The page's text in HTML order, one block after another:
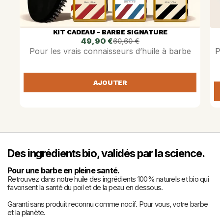
KIT CADEAU - BARBE SIGNATURE
49,90 €60,60 €
Pour les vrais connaisseurs d’huile à barbe
AJOUTER
Des ingrédients bio, validés par la science.
Pour une barbe en pleine santé.
Retrouvez dans notre huile des ingrédients 100% naturels et bio qui
favorisent la santé du poil et de la peau en dessous.
Garanti sans produit reconnu comme nocif. Pour vous, votre barbe
et la planète.